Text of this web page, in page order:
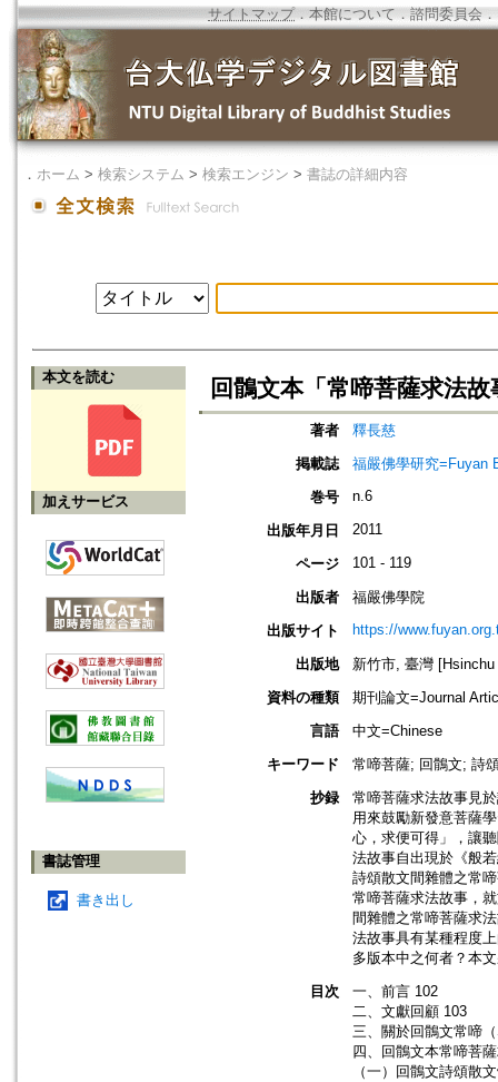
サイトマップ．本館について ． 諮問委員会 ．
． ホーム > 検索システム > 検索エンジン > 書誌の詳細内容
本文を読む
加えサービス
書誌管理
書き出し
回鶻文本「常啼菩薩求法故
著者
釋長慈
掲載誌
福嚴佛學研究=Fuyan
巻号
n.6
出版年月日 2011
ページ 101 - 119
出版者
福嚴佛學院
出版サイト
https://
出版地
新竹市, 臺灣
資料の種類
期刊論文=Journal
言語
中文=Chinese
キーワード
常啼菩薩; 回鶻文; 詩
抄録
常啼菩薩求法故事見
用來鼓勵新發意菩薩
心，求便可得」，讓
法故事自出現於《般
詩頌散文間雜體之常
常啼菩薩求法故事，
間雜體之常啼菩薩求
法故事具有某種程度
多版本中之何者？本
目次
一、前言 102
二、文獻回顧 103
三、關於回鶻文常啼
四、回鶻文本常啼菩
（一）回鶻文詩頌散